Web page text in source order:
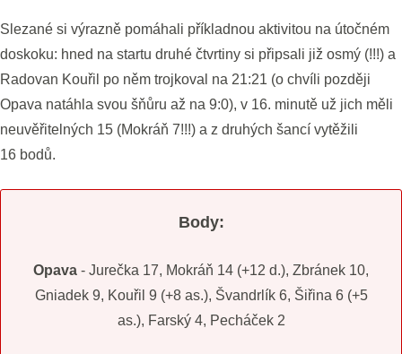
Slezané si výrazně pomáhali příkladnou aktivitou na útočném
doskoku: hned na startu druhé čtvrtiny si připsali již osmý (!!!) a
Radovan Kouřil po něm trojkoval na 21:21 (o chvíli později
Opava natáhla svou šňůru až na 9:0), v 16. minutě už jich měli
neuvěřitelných 15 (Mokráň 7!!!) a z druhých šancí vytěžili
16 bodů.
Body:
Opava - Jurečka 17, Mokráň 14 (+12 d.), Zbránek 10,
Gniadek 9, Kouřil 9 (+8 as.), Švandrlík 6, Šiřina 6 (+5
as.), Farský 4, Pecháček 2